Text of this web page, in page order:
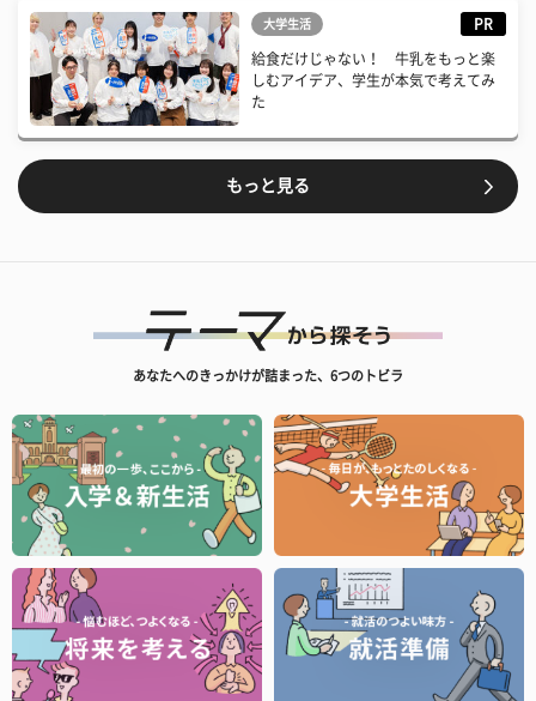
大学生活 PR
給食だけじゃない！ 牛乳をもっと楽
しむアイデア、学生が本気で考えてみ
た
もっと見る
あなたへのきっかけが詰まった、6つのトビラ